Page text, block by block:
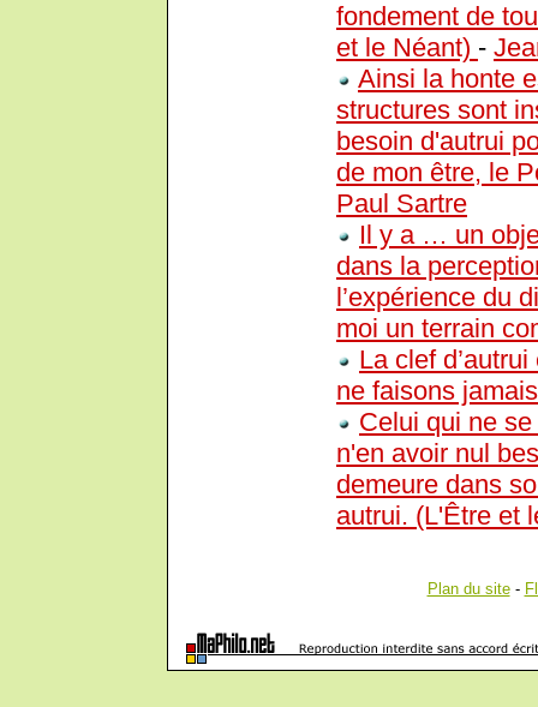
fondement de
et le Néant) -
Ainsi la honte
structures sont
besoin d'autrui
de mon être, le
Paul Sartre
Il y a … un
dans la
l’expérience du
moi un terrain
La clef
ne faisons
Celui qui ne
n'en avoir nul
demeure dans
autrui. (L'Être et
Plan du site-